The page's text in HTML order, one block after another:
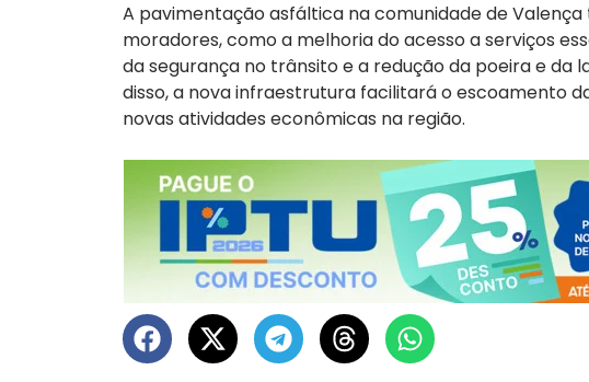
A pavimentação asfáltica na comunidade de
moradores, como a melhoria do acesso a serviços
da segurança no trânsito e a redução da poeira e da
disso, a nova infraestrutura facilitará o escoamento
novas atividades econômicas na região.